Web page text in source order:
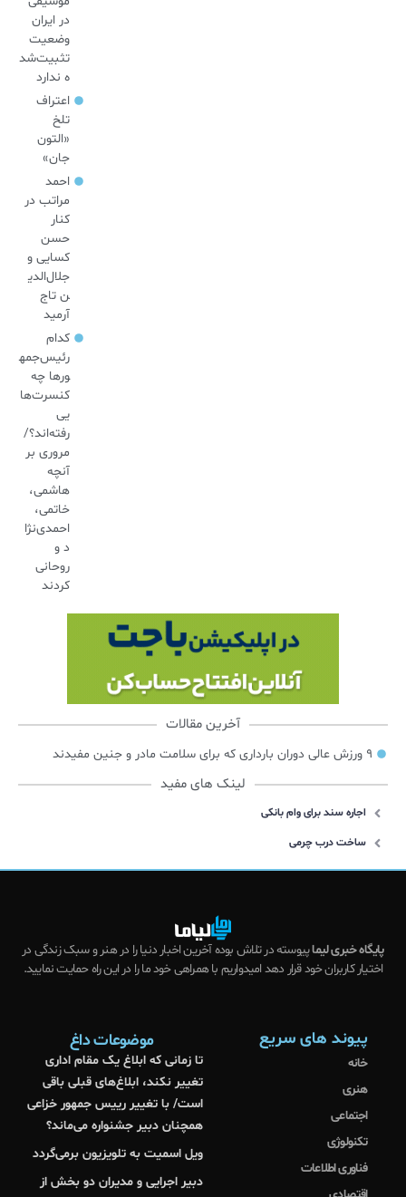
در ایران
وضعیت
تثبیت‌شد
ه ندارد
اعتراف
تلخ
«التون
جان»
احمد
مراتب در
کنار
حسن
کسایی و
جلال‌الدی
ن تاج
آرمید
کدام
رئیس‌جمه
ورها چه
کنسرت‌ها
یی
رفته‌اند؟/
مروری بر
آنچه
هاشمی،
خاتمی،
احمدی‌نژا
د و
روحانی
کردند
آخرین مقالات
۹ ورزش عالی دوران بارداری که برای سلامت مادر و جنین مفیدند
لینک های مفید
اجاره سند برای وام بانکی
ساخت درب چرمی
پایگاه خبری لیماپیوسته در تلاش بوده آخرین اخبار دنیا را در هنر و سبک زندگی در
اختیار کاربران خود قرار دهد امیدواریم با همراهی خود ما را در این راه حمایت نمایید.
پیوند های سریع
خانه
هنری
اجتماعی
تکنولوژی
فناوری اطلاعات
موضوعات داغ
تا زمانی که ابلاغ یک مقام اداری
تغییر نکند، ابلاغ‌های قبلی باقی
است/ با تغییر رییس جمهور خزاعی
همچنان دبیر جشنواره می‌ماند؟
ویل اسمیت به تلویزیون برمی‌گردد
دبیر اجرایی و مدیران دو بخش از